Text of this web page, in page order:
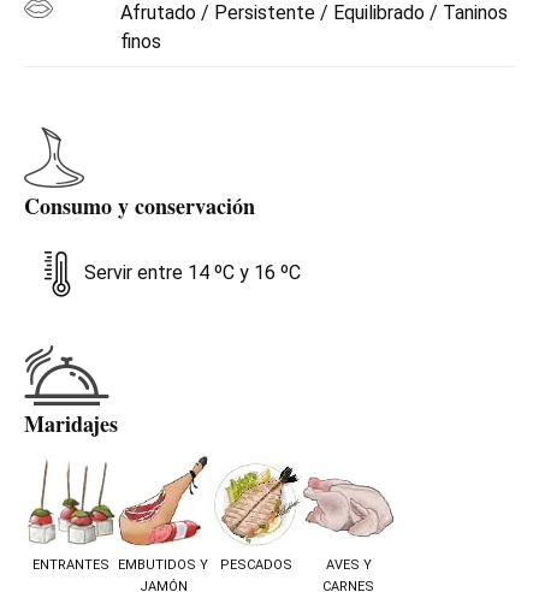
Afrutado / Persistente / Equilibrado / Taninos
finos
Consumo y conservación
Servir entre 14 ºC y 16 ºC
Maridajes
ENTRANTES
EMBUTIDOS Y
JAMÓN
PESCADOS
AVES Y
CARNES